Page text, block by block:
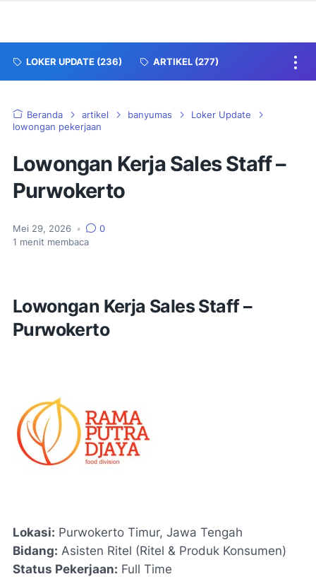
LOKER UPDATE (236) ARTIKEL (277)
Beranda artikel banyumas
Loker Update
lowongan pekerjaan
Lowongan Kerja Sales Staff –
Purwokerto
Mei 29, 2026 •
0
1 menit membaca
Lowongan Kerja Sales Staff –
Purwokerto
Lokasi: Purwokerto Timur, Jawa Tengah
Bidang: Asisten Ritel (Ritel & Produk Konsumen)
Status Pekerjaan: Full Time